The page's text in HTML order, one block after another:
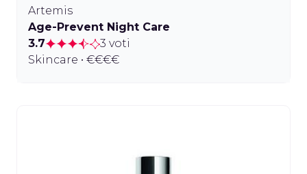
Artemis
Age-Prevent Night Care
3.7
3 voti
Skincare • €€€€